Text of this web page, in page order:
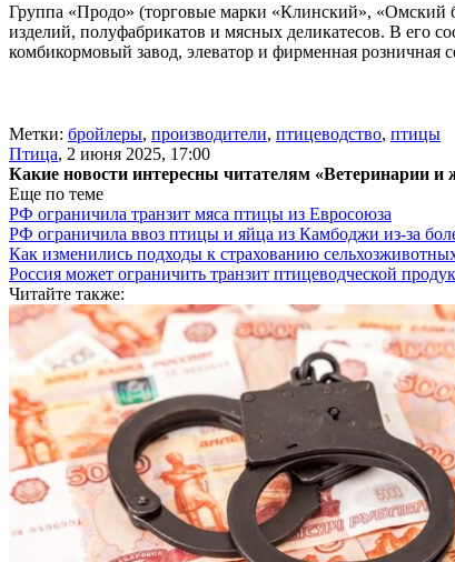
Группа «Продо» (торговые марки «Клинский», «Омский
изделий, полуфабрикатов и мясных деликатесов. В его
комбикормовый завод, элеватор и фирменная розничная
Метки: бройлеры, производители, птицеводство, птицы
Птица, 2 июня 2025, 17:00
Какие новости интересны читателям «Ветеринарии и
Еще по теме
РФ ограничила транзит мяса птицы из Евросоюза
РФ ограничила ввоз птицы и яйца из Камбоджи из-за
Как изменились подходы к страхованию
Россия может ограничить транзит птицеводческой
Читайте также: